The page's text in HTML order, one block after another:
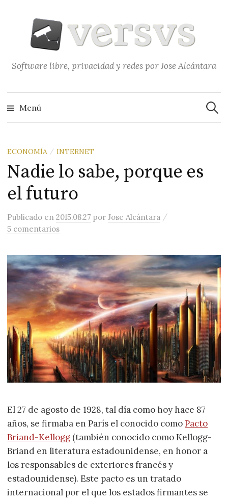
contenido
Software libre, privacidad y redes por Jose Alcántara
Menú
ECONOMÍA / INTERNET
Nadie lo sabe, porque es
el futuro
Publicado en2015.08.27 porJose Alcántara /
5 comentarios
El 27 de agosto de 1928, tal día como hoy hace 87
años, se firmaba en París el conocido comoPacto
Briand-Kellogg (también conocido como Kellogg-
Briand en literatura estadounidense, en honor a
los responsables de exteriores francés y
estadounidense). Este pacto es un tratado
internacional por el que los estados firmantes se